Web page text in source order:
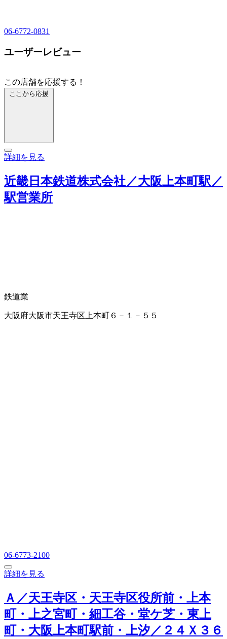
06-6772-0831
ユーザーレビュー
この店舗を応援する！
ここから応援
詳細を見る
近畿日本鉄道株式会社／大阪上本町駅／
駅営業所
鉄道業
大阪府大阪市天王寺区上本町６－１－５５
06-6773-2100
詳細を見る
Ａ／天王寺区・天王寺区役所前・上本
町・上之宮町・細工谷・堂ケ芝・東上
町・大阪上本町駅前・上汐／２４Ｘ３６